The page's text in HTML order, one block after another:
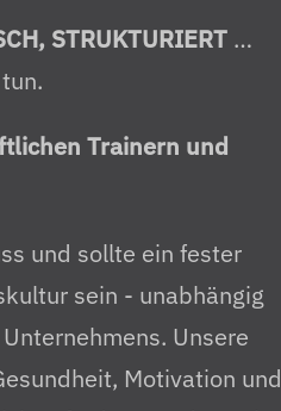
STRUKTURIERT …
Trainern und
und sollte ein fester
sein - unabhängig
Unsere
Motivation und